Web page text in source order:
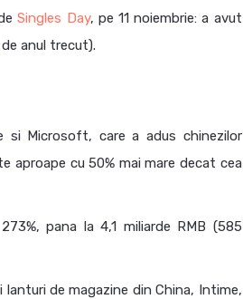
Singles Day, pe 11 noiembrie: a avut
anul trecut).
si Microsoft, care a adus chinezilor
aproape cu 50% mai mare decat cea
pana la 4,1 miliarde RMB (585
de magazine din China, Intime,